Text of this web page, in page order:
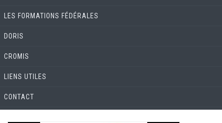
LES FORMATIONS FÉDÉRALES
DORIS
CROMIS
LIENS UTILES
CONTACT